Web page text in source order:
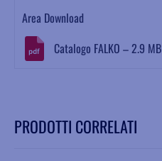
Area Download
Catalogo FALKO – 2.9 MB
PRODOTTI CORRELATI